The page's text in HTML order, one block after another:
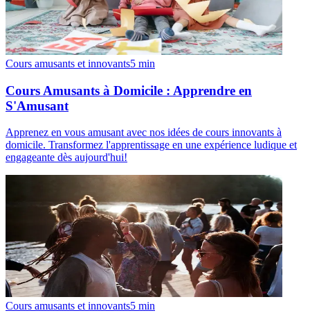
Cours amusants et innovants5 min
Cours Amusants à Domicile : Apprendre en
S'Amusant
Apprenez en vous amusant avec nos idées de cours innovants à
domicile. Transformez l'apprentissage en une expérience ludique et
engageante dès aujourd'hui!
Cours amusants et innovants5 min